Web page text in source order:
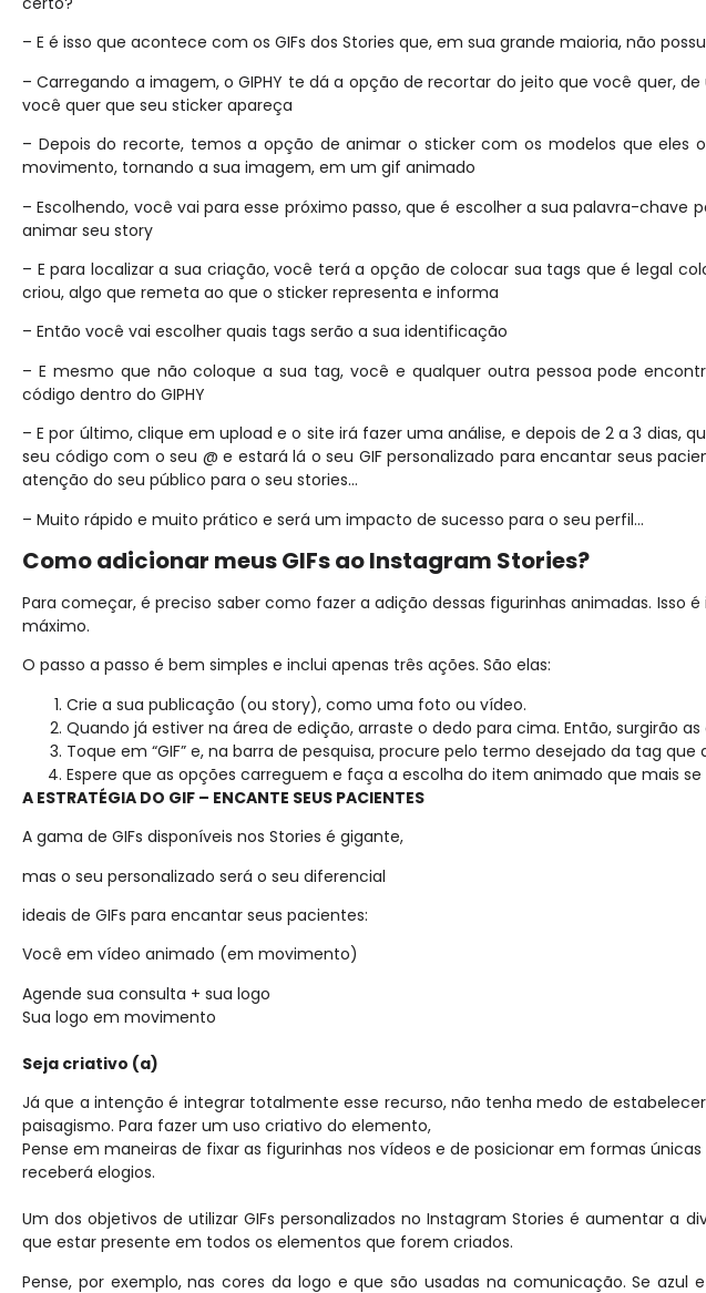
– E é isso que acontece com os GIFs dos Stories que, em sua grande maioria, não
– Carregando a imagem, o GIPHY te dá a opção de recortar do jeito que você quer,
você quer que seu sticker apareça
– Depois do recorte, temos a opção de animar o sticker com os modelos que
movimento, tornando a sua imagem, em um gif animado
– Escolhendo, você vai para esse próximo passo, que é escolher a sua palavra-
animar seu story
– E para localizar a sua criação, você terá a opção de colocar sua tags que é legal
criou, algo que remeta ao que o sticker representa e informa
– Então você vai escolher quais tags serão a sua identificação
– E mesmo que não coloque a sua tag, você e qualquer outra pessoa pode
código dentro do GIPHY
– E por último, clique em upload e o site irá fazer uma análise, e depois de 2 a 3 dias,
seu código com o seu @ e estará lá o seu GIF personalizado para encantar seus
atenção do seu público para o seu stories…
– Muito rápido e muito prático e será um impacto de sucesso para o seu perfil…
Como adicionar meus GIFs ao Instagram Stories?
Para começar, é preciso saber como fazer a adição dessas figurinhas animadas.
máximo.
O passo a passo é bem simples e inclui apenas três ações. São elas:
Crie a sua publicação (ou story), como uma foto ou vídeo.
Quando já estiver na área de edição, arraste o dedo para cima. Então, surgirão
Toque em “GIF” e, na barra de pesquisa, procure pelo termo desejado da tag que
Espere que as opções carreguem e faça a escolha do item animado que mais
A ESTRATÉGIA DO GIF – ENCANTE SEUS PACIENTES
A gama de GIFs disponíveis nos Stories é gigante,
mas o seu personalizado será o seu diferencial
ideais de GIFs para encantar seus pacientes:
Você em vídeo animado (em movimento)
Agende sua consulta + sua logo
Sua logo em movimento
Seja criativo (a)
Já que a intenção é integrar totalmente esse recurso, não tenha medo de
paisagismo. Para fazer um uso criativo do elemento,
Pense em maneiras de fixar as figurinhas nos vídeos e de posicionar em formas
receberá elogios.
Um dos objetivos de utilizar GIFs personalizados no Instagram Stories é aumentar
que estar presente em todos os elementos que forem criados.
Pense, por exemplo, nas cores da logo e que são usadas na comunicação. Se